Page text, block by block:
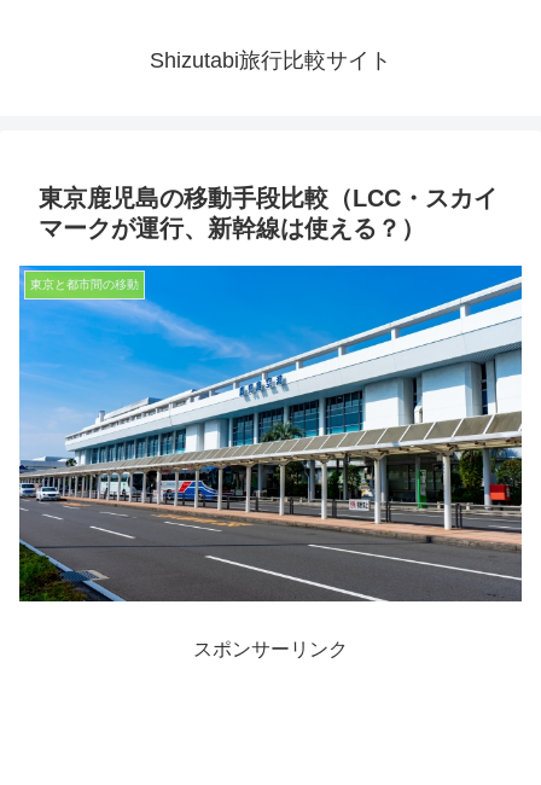
Shizutabi旅行比較サイト
東京鹿児島の移動手段比較（LCC・スカイ
マークが運行、新幹線は使える？）
東京と都市間の移動
スポンサーリンク